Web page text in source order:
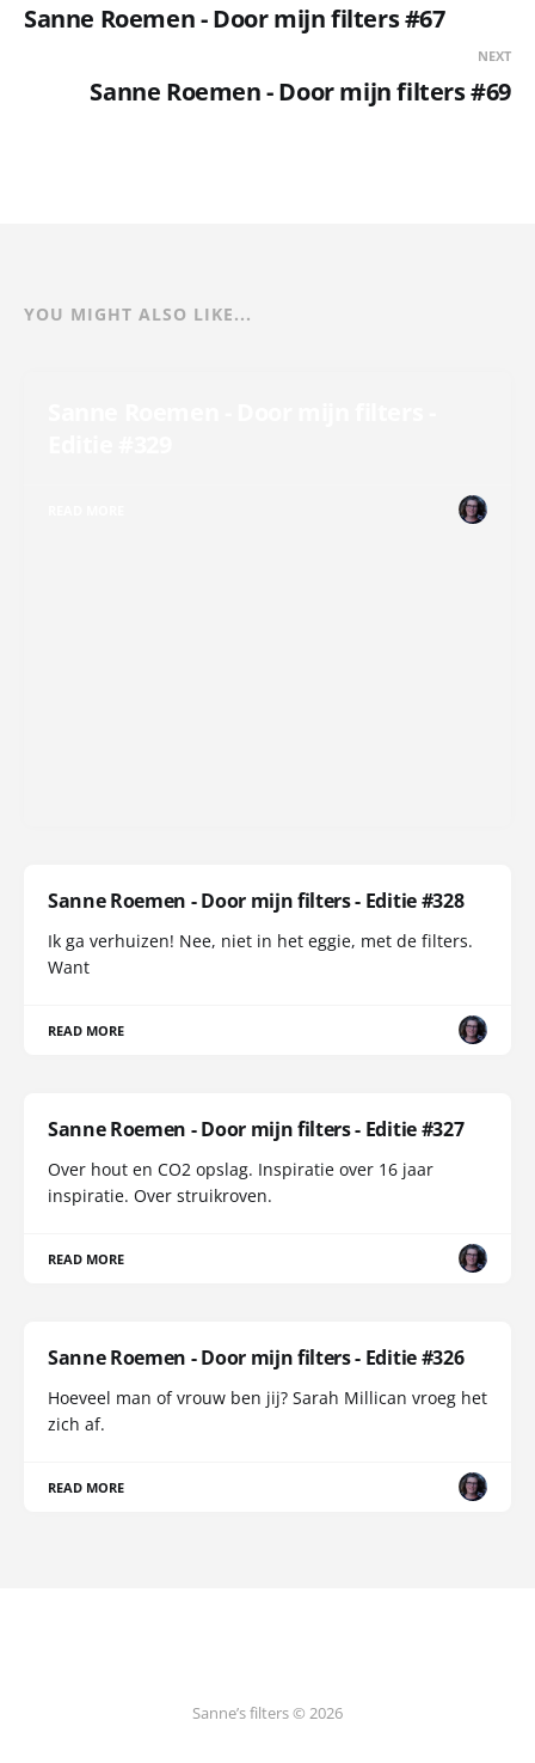
Sanne Roemen - Door mijn filters #67
NEXT
Sanne Roemen - Door mijn filters #69
YOU MIGHT ALSO LIKE...
Sanne Roemen - Door mijn filters - Editie #328
Ik ga verhuizen! Nee, niet in het eggie, met de filters.
Want
READ MORE
Sanne Roemen - Door mijn filters - Editie #327
Over hout en CO2 opslag. Inspiratie over 16 jaar
inspiratie. Over struikroven.
READ MORE
Sanne Roemen - Door mijn filters - Editie #326
Hoeveel man of vrouw ben jij? Sarah Millican vroeg het
zich af.
READ MORE
Sanne’s filters © 2026